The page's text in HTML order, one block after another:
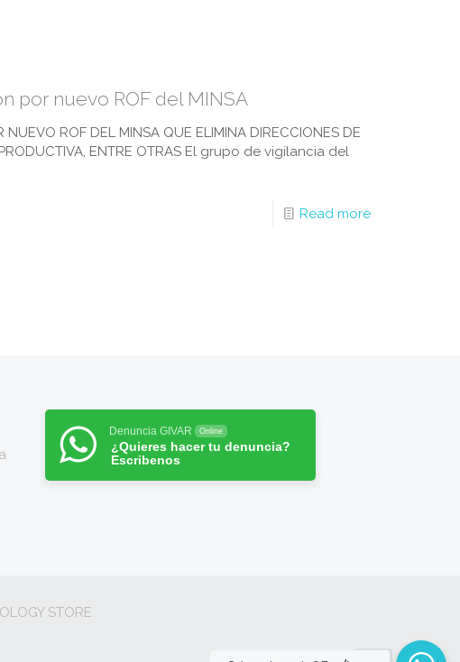
por nuevo ROF del MINSA
ROF DEL MINSA QUE ELIMINA DIRECCIONES DE
ENTRE OTRAS El grupo de vigilancia del
Read more
Denuncia GIVAR Online
¿Quieres hacer tu denuncia?
Escribenos
STORE